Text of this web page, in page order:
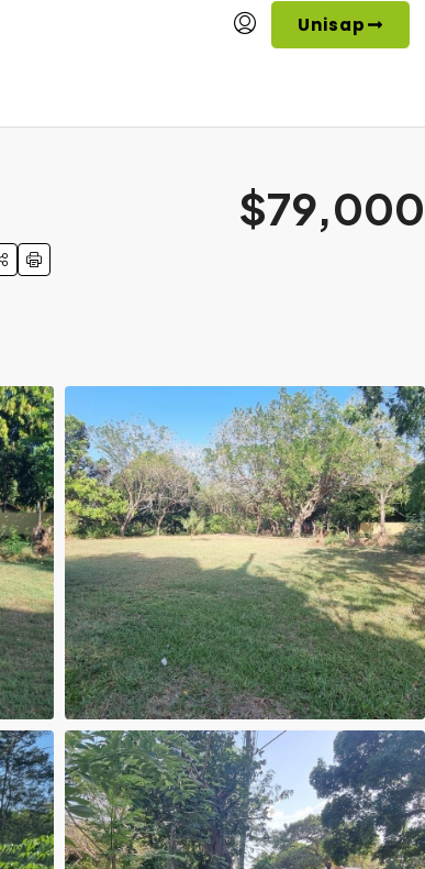
Unisap
$79,000